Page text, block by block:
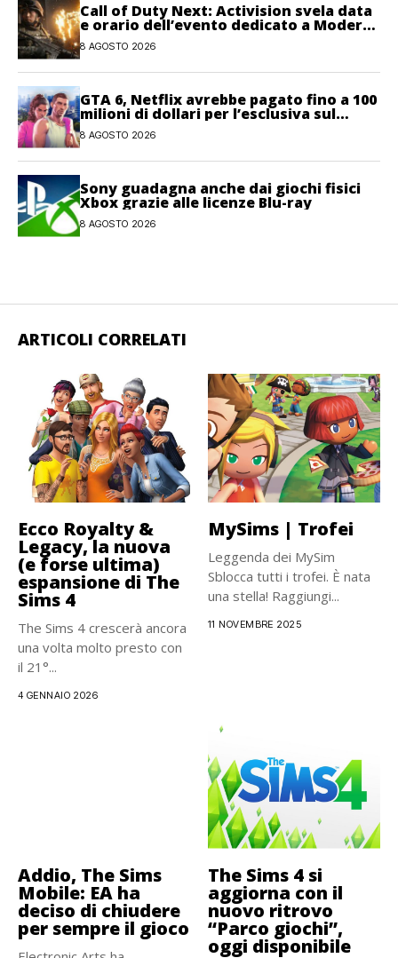
Call of Duty Next: Activision svela data
e orario dell’evento dedicato a Modern
Warfare 4
8 AGOSTO 2026
GTA 6, Netflix avrebbe pagato fino a 100
milioni di dollari per l’esclusiva sul
gioco
8 AGOSTO 2026
Sony guadagna anche dai giochi fisici
Xbox grazie alle licenze Blu-ray
8 AGOSTO 2026
ARTICOLI CORRELATI
Ecco Royalty &
Legacy, la nuova
(e forse ultima)
espansione di The
Sims 4
The Sims 4 crescerà ancora
una volta molto presto con
il 21°...
4 GENNAIO 2026
MySims | Trofei
Leggenda dei MySim
Sblocca tutti i trofei. È nata
una stella! Raggiungi...
11 NOVEMBRE 2025
Addio, The Sims
Mobile: EA ha
deciso di chiudere
per sempre il gioco
The Sims 4 si
aggiorna con il
nuovo ritrovo
“Parco giochi”,
oggi disponibile